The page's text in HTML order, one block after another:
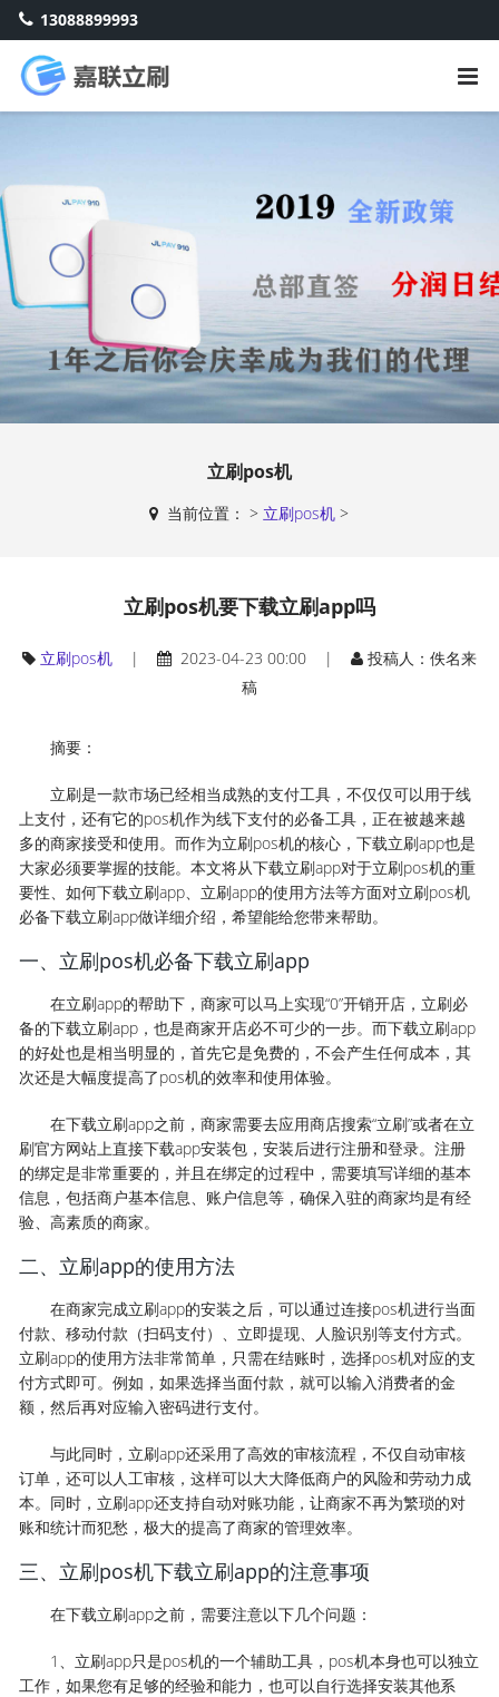
13088899993
立刷pos机
当前位置：> 立刷pos机 >
立刷pos机要下载立刷app吗
立刷pos机| 2023-04-23 00:00 |
投稿人：佚名来
稿
摘要：
立刷是一款市场已经相当成熟的支付工具，不仅仅可以用于线
上支付，还有它的pos机作为线下支付的必备工具，正在被越来越
多的商家接受和使用。而作为立刷pos机的核心，下载立刷app也是
大家必须要掌握的技能。本文将从下载立刷app对于立刷pos机的重
要性、如何下载立刷app、立刷app的使用方法等方面对立刷pos机
必备下载立刷app做详细介绍，希望能给您带来帮助。
一、立刷pos机必备下载立刷app
在立刷app的帮助下，商家可以马上实现“0”开销开店，立刷必
备的下载立刷app，也是商家开店必不可少的一步。而下载立刷app
的好处也是相当明显的，首先它是免费的，不会产生任何成本，其
次还是大幅度提高了pos机的效率和使用体验。
在下载立刷app之前，商家需要去应用商店搜索“立刷”或者在立
刷官方网站上直接下载app安装包，安装后进行注册和登录。注册
的绑定是非常重要的，并且在绑定的过程中，需要填写详细的基本
信息，包括商户基本信息、账户信息等，确保入驻的商家均是有经
验、高素质的商家。
二、立刷app的使用方法
在商家完成立刷app的安装之后，可以通过连接pos机进行当面
付款、移动付款（扫码支付）、立即提现、人脸识别等支付方式。
立刷app的使用方法非常简单，只需在结账时，选择pos机对应的支
付方式即可。例如，如果选择当面付款，就可以输入消费者的金
额，然后再对应输入密码进行支付。
与此同时，立刷app还采用了高效的审核流程，不仅自动审核
订单，还可以人工审核，这样可以大大降低商户的风险和劳动力成
本。同时，立刷app还支持自动对账功能，让商家不再为繁琐的对
账和统计而犯愁，极大的提高了商家的管理效率。
三、立刷pos机下载立刷app的注意事项
在下载立刷app之前，需要注意以下几个问题：
1、立刷app只是pos机的一个辅助工具，pos机本身也可以独立
工作，如果您有足够的经验和能力，也可以自行选择安装其他系